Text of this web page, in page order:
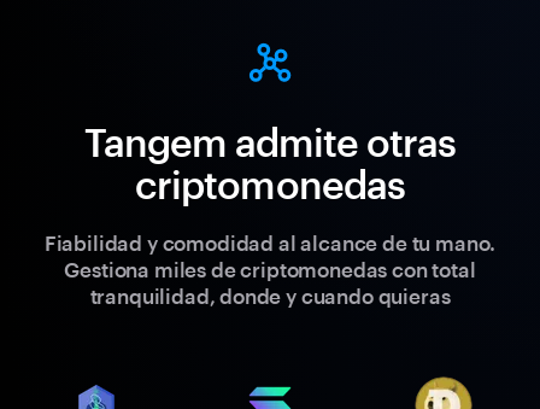
Tangem admite otras
criptomonedas
Fiabilidad y comodidad al alcance de tu mano.
Gestiona miles de criptomonedas con total
tranquilidad, donde y cuando quieras